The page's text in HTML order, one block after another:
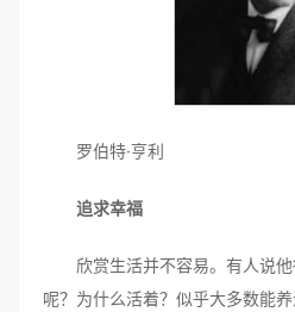
罗伯特·亨利
追求幸福
欣赏生活并不容易。有人说
呢？为什么活着？似乎大多数能